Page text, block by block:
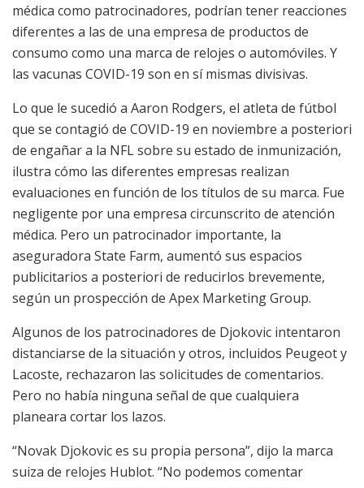
médica como patrocinadores, podrían tener reacciones
diferentes a las de una empresa de productos de
consumo como una marca de relojes o automóviles. Y
las vacunas COVID-19 son en sí mismas divisivas.
Lo que le sucedió a Aaron Rodgers, el atleta de fútbol
que se contagió de COVID-19 en noviembre a posteriori
de engañar a la NFL sobre su estado de inmunización,
ilustra cómo las diferentes empresas realizan
evaluaciones en función de los títulos de su marca. Fue
negligente por una empresa circunscrito de atención
médica. Pero un patrocinador importante, la
aseguradora State Farm, aumentó sus espacios
publicitarios a posteriori de reducirlos brevemente,
según un prospección de Apex Marketing Group.
Algunos de los patrocinadores de Djokovic intentaron
distanciarse de la situación y otros, incluidos Peugeot y
Lacoste, rechazaron las solicitudes de comentarios.
Pero no había ninguna señal de que cualquiera
planeara cortar los lazos.
“Novak Djokovic es su propia persona”, dijo la marca
suiza de relojes Hublot. “No podemos comentar